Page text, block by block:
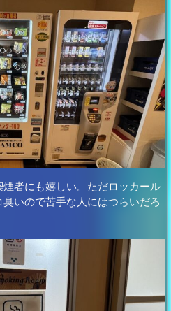
者にも嬉しい。ただロッカール
いので苦手な人にはつらいだろ